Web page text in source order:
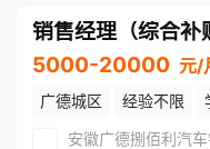
销售经理（综合补
5000-20000 元/
广德城区
经验不限
安徽广德捌佰利汽